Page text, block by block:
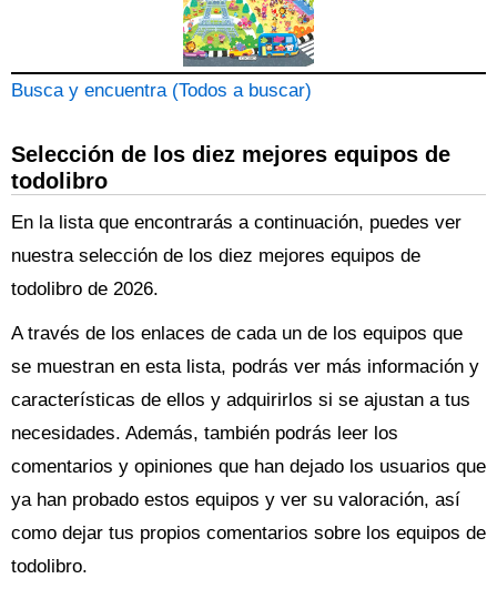
Busca y encuentra (Todos a buscar)
Selección de los diez mejores equipos de
todolibro
En la lista que encontrarás a continuación, puedes ver
nuestra selección de los diez mejores equipos de
todolibro de 2026.
A través de los enlaces de cada un de los equipos que
se muestran en esta lista, podrás ver más información y
características de ellos y adquirirlos si se ajustan a tus
necesidades. Además, también podrás leer los
comentarios y opiniones que han dejado los usuarios que
ya han probado estos equipos y ver su valoración, así
como dejar tus propios comentarios sobre los equipos de
todolibro.